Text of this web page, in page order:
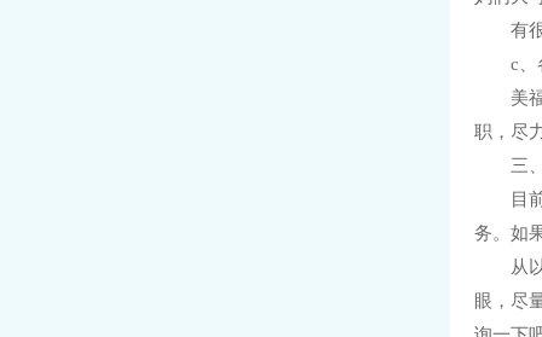
有
c、
美
职，尽
三
目
务。如
从
眼，尽